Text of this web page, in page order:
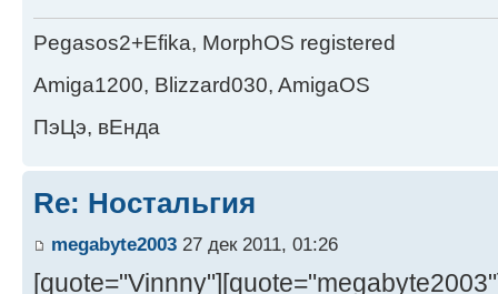
Pegasos2+Efika, MorphOS registered
Amiga1200, Blizzard030, AmigaOS
ПэЦэ, вЕнда
Re: Ностальгия
megabyte2003 27 дек 2011, 01:26